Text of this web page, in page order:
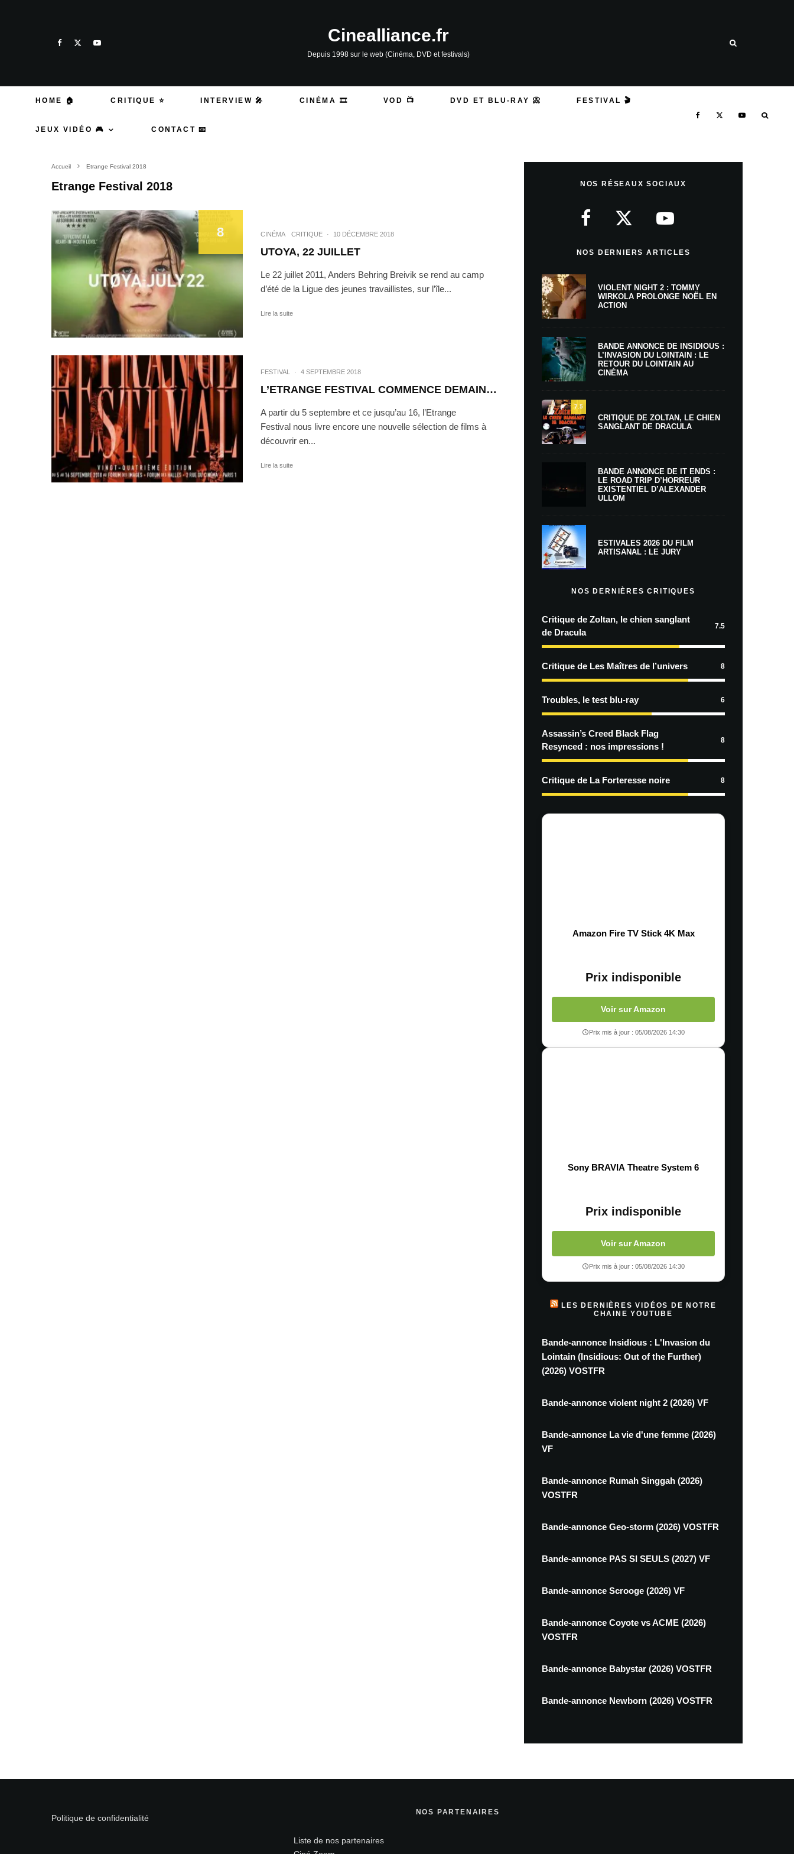
Cinealliance.fr
Depuis 1998 sur le web (Cinéma, DVD et festivals)
HOME 🏠 CRITIQUE ⭐ INTERVIEW 🎤 CINÉMA 🎞️ VOD 📺 DVD ET BLU-RAY 📀 FESTIVAL 🎬
JEUX VIDÉO 🎮 CONTACT 📧
Accueil Etrange Festival 2018
Etrange Festival 2018
8 CINÉMA CRITIQUE · 10 DÉCEMBRE 2018
UTOYA, 22 JUILLET
Le 22 juillet 2011, Anders Behring Breivik se rend au camp
d’été de la Ligue des jeunes travaillistes, sur l’île...
Lire la suite
FESTIVAL · 4 SEPTEMBRE 2018
L’ETRANGE FESTIVAL COMMENCE DEMAIN…
A partir du 5 septembre et ce jusqu’au 16, l’Etrange
Festival nous livre encore une nouvelle sélection de films à
découvrir en...
Lire la suite
NOS RÉSEAUX SOCIAUX
NOS DERNIERS ARTICLES
VIOLENT NIGHT 2 : TOMMY
WIRKOLA PROLONGE NOËL EN
ACTION
BANDE ANNONCE DE INSIDIOUS :
L’INVASION DU LOINTAIN : LE
RETOUR DU LOINTAIN AU
CINÉMA
7.5
CRITIQUE DE ZOLTAN, LE CHIEN
SANGLANT DE DRACULA
BANDE ANNONCE DE IT ENDS :
LE ROAD TRIP D’HORREUR
EXISTENTIEL D’ALEXANDER
ULLOM
ESTIVALES 2026 DU FILM
ARTISANAL : LE JURY
NOS DERNIÈRES CRITIQUES
Critique de Zoltan, le chien sanglant
de Dracula
7.5
Critique de Les Maîtres de l’univers 8
Troubles, le test blu-ray 6
Assassin’s Creed Black Flag
Resynced : nos impressions !
8
Critique de La Forteresse noire 8
Amazon Fire TV Stick 4K Max
Prix indisponible
Voir sur Amazon
Prix mis à jour : 05/08/2026 14:30
Sony BRAVIA Theatre System 6
Prix indisponible
Voir sur Amazon
Prix mis à jour : 05/08/2026 14:30
LES DERNIÈRES VIDÉOS DE NOTRE
CHAINE YOUTUBE
Bande-annonce Insidious : L'Invasion du
Lointain (Insidious: Out of the Further)
(2026) VOSTFR
Bande-annonce violent night 2 (2026) VF
Bande-annonce La vie d'une femme (2026)
VF
Bande-annonce Rumah Singgah (2026)
VOSTFR
Bande-annonce Geo-storm (2026) VOSTFR
Bande-annonce PAS SI SEULS (2027) VF
Bande-annonce Scrooge (2026) VF
Bande-annonce Coyote vs ACME (2026)
VOSTFR
Bande-annonce Babystar (2026) VOSTFR
Bande-annonce Newborn (2026) VOSTFR
Politique de confidentialité
NOS PARTENAIRES
Liste de nos partenaires